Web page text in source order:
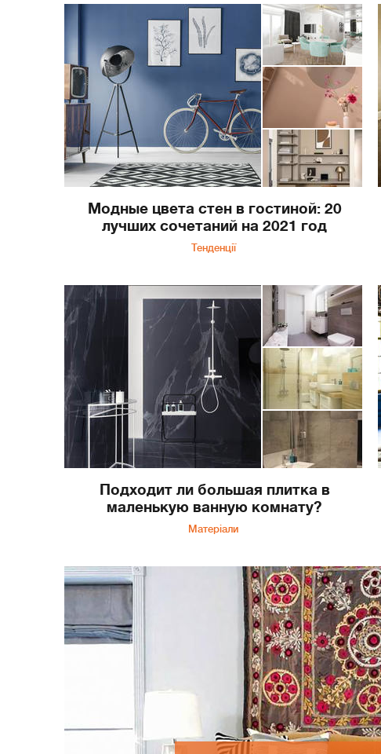
Модные цвета стен в гостиной: 20
лучших сочетаний на 2021 год
Тенденції
Подходит ли большая плитка в
маленькую ванную комнату?
Матеріали